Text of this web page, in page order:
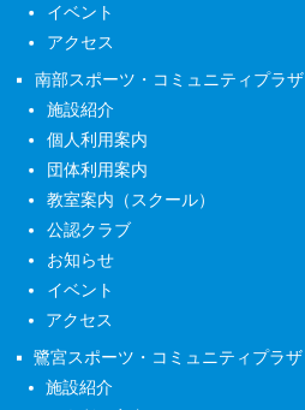
イベント
アクセス
南部スポーツ・コミュニティプラザ
施設紹介
個人利用案内
団体利用案内
教室案内（スクール）
公認クラブ
お知らせ
イベント
アクセス
鷺宮スポーツ・コミュニティプラザ
施設紹介